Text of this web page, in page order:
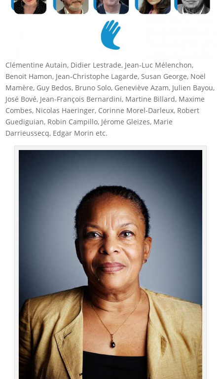
Clémentine Autain, Didier Lestrade, Jean-Luc Mélenchon,
Benoit Hamon, Jean-Christophe Lagarde, Susan George, Noël
Mamère, Guy Bedos, Bruno Solo, Geneviève Azam, Julien Bayou,
José Bové, Jean-François Bernardini, Martine Billard, Maxime
Combes, Nicolas Haeringer, Corinne Morel-Darleux, Robert
Guediguian, Robin Campillo, Jérome Gleizes, Marie
Darrieussecq, Edgar Morin etc.